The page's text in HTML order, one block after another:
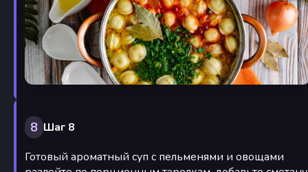
8 Шаг 8
Готовый ароматный суп с пельменями и овощами